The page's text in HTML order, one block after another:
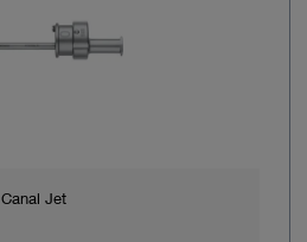
Canal Jet